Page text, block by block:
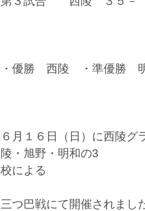
・優勝 西陵 ・準優勝
６月１６日（日）に西陵グ
陵・旭野・明和の3
校による
三つ巴戦にて開催されまし